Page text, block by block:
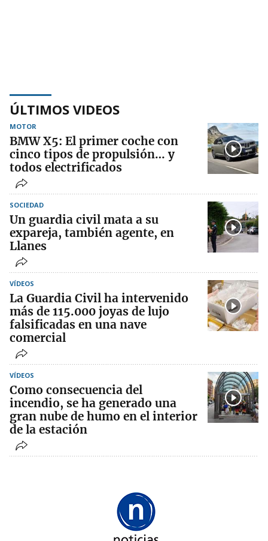
ÚLTIMOS VIDEOS
MOTOR
BMW X5: El primer coche con
cinco tipos de propulsión… y
todos electrificados
SOCIEDAD
Un guardia civil mata a su
expareja, también agente, en
Llanes
VÍDEOS
La Guardia Civil ha intervenido
más de 115.000 joyas de lujo
falsificadas en una nave
comercial
VÍDEOS
Como consecuencia del
incendio, se ha generado una
gran nube de humo en el interior
de la estación